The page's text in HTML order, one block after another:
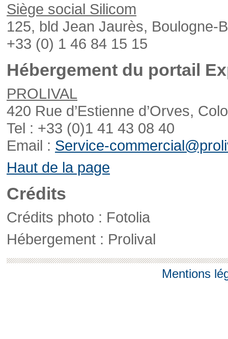
Siège social Silicom
125, bld Jean Jaurès, Boulogne-
+33 (0) 1 46 84 15 15
Hébergement du portail
PROLIVAL
420 Rue d’Estienne d’Orves,
Tel : +33 (0)1 41 43 08 40
Email : Service-
Haut de la page
Crédits
Crédits photo : Fotolia
Hébergement : Prolival
Mentions